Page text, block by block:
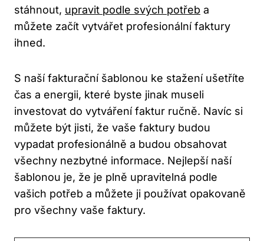
stáhnout, upravit podle svých potřeb a
můžete začít vytvářet profesionální ​faktury⁢
ihned.
S naší fakturační šablonou ke stažení ušetříte
čas a energii, které byste jinak museli
investovat do vytváření faktur ručně. Navíc si
můžete být jisti, že vaše faktury budou
vypadat profesionálně a budou obsahovat
všechny nezbytné informace. Nejlepší naší
šablonou je, že je plně upravitelná podle
vašich potřeb a můžete ji používat opakovaně
pro všechny vaše faktury.